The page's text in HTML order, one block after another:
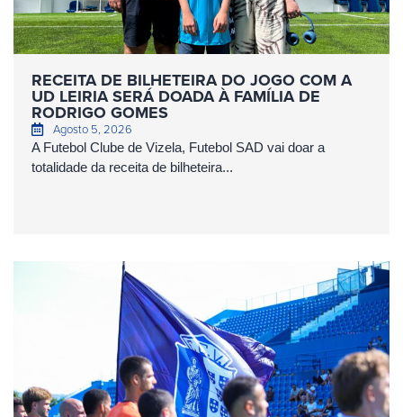
RECEITA DE BILHETEIRA DO JOGO COM A
UD LEIRIA SERÁ DOADA À FAMÍLIA DE
RODRIGO GOMES
Agosto 5, 2026
A Futebol Clube de Vizela, Futebol SAD vai doar a
totalidade da receita de bilheteira...